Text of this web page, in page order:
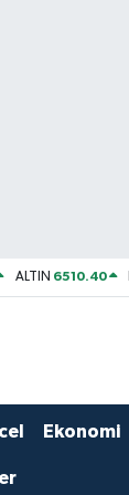
ALTIN 6510.40
Ekonomi